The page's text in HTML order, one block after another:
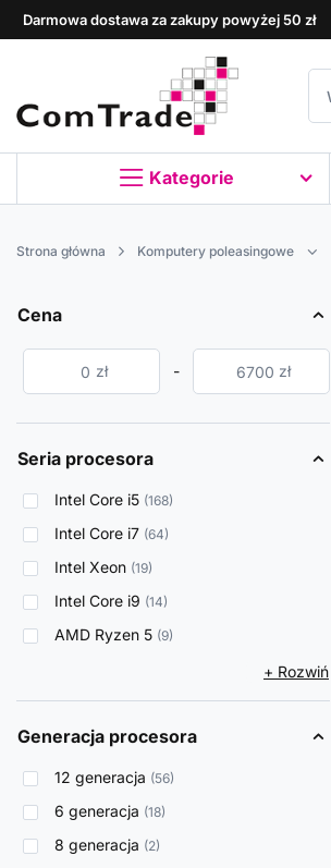
Darmowa dostawa za zakupy powyżej 50 zł
Kategorie
Strona główna Komputery poleasingowe
Cena
zł - zł
Seria procesora
Intel Core i5 168
Intel Core i7 64
Intel Xeon 19
Intel Core i9 14
AMD Ryzen 5 9
+ Rozwiń
Generacja procesora
12 generacja 56
6 generacja 18
8 generacja 2